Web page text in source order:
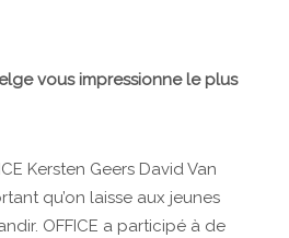
vous impressionne le plus
Kersten Geers David Van
qu’on laisse aux jeunes
OFFICE a participé à de